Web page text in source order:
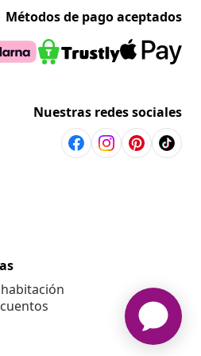
Métodos de pago aceptados
Nuestras redes sociales